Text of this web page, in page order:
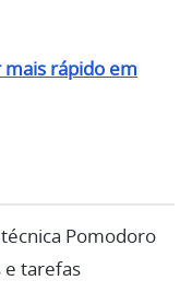
mais rápido em
Pomodoro
e tarefas